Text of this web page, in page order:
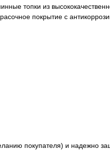
топки из
покрытие с
покупателя) и надежно